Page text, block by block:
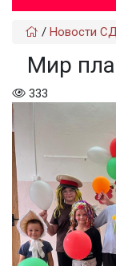
/ Новости
Мир
333